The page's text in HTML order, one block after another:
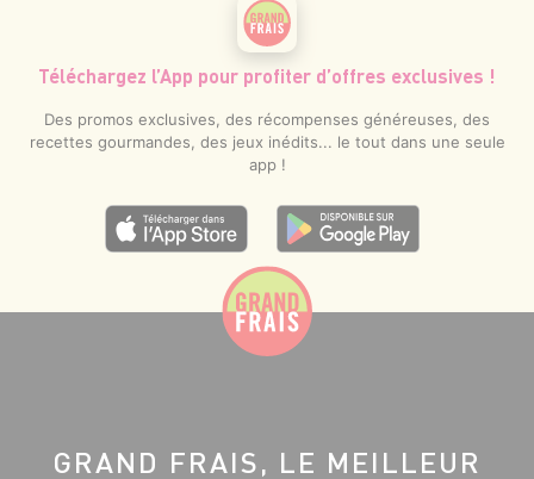
Téléchargez l’App pour profiter d’offres exclusives !
Des promos exclusives, des récompenses généreuses, des
recettes gourmandes, des jeux inédits... le tout dans une seule
app !
GRAND FRAIS, LE MEILLEUR